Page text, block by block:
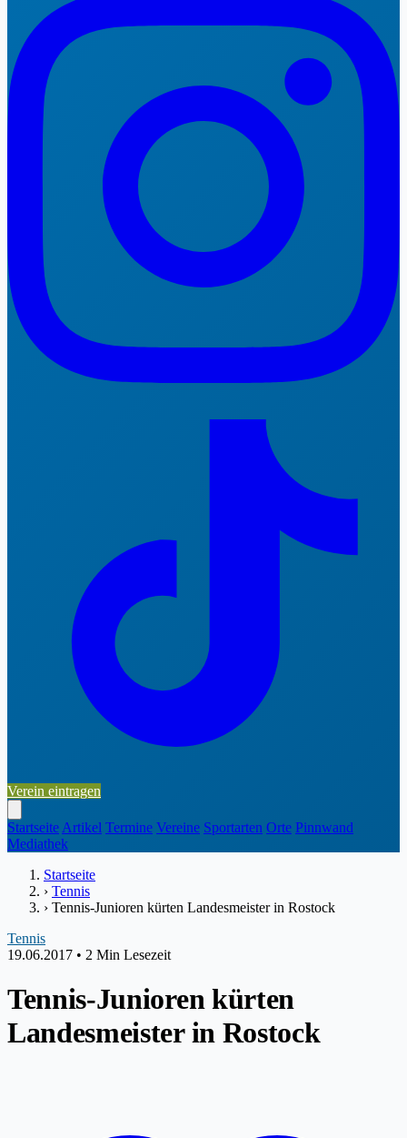
Verein eintragen
Startseite Artikel Termine Vereine Sportarten Orte Pinnwand
Mediathek
Startseite
› Tennis
› Tennis-Junioren kürten Landesmeister in Rostock
Tennis
19.06.2017 • 2 Min Lesezeit
Tennis-Junioren kürten
Landesmeister in Rostock